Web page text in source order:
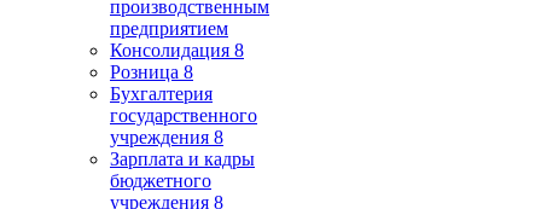
производственным
предприятием
Консолидация 8
Розница 8
Бухгалтерия
государственного
учреждения 8
Зарплата и кадры
бюджетного
учреждения 8